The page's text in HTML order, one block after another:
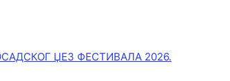
ЏЕЗ ФЕСТИВАЛА 2026.